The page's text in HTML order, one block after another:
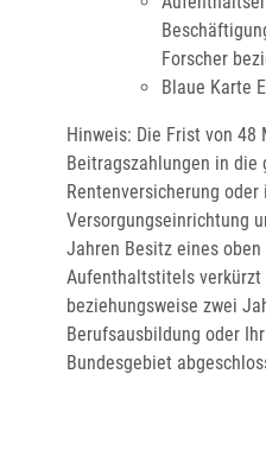
Forscher
Blaue Karte
Hinweis: Die Frist von 48
Beitragszahlungen in die
Rentenversicherung oder
Versorgungseinrichtung
Jahren Besitz eines oben
Aufenthaltstitels verkürzt
beziehungsweise zwei
Berufsausbildung oder
Bundesgebiet